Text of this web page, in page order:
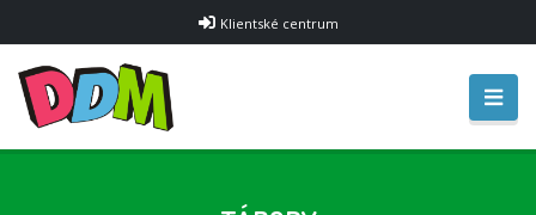
Klientské centrum